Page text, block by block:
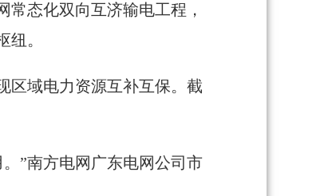
态化双向互济输电工程，
。
区域电力资源互补互保。截
”南方电网广东电网公司市